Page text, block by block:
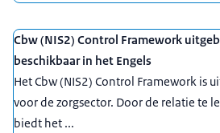
Cbw (NIS2) Control Framework
beschikbaar in het Engels
Het Cbw (NIS2) Control Framework is
voor de zorgsector. Door de relatie te
biedt het ...